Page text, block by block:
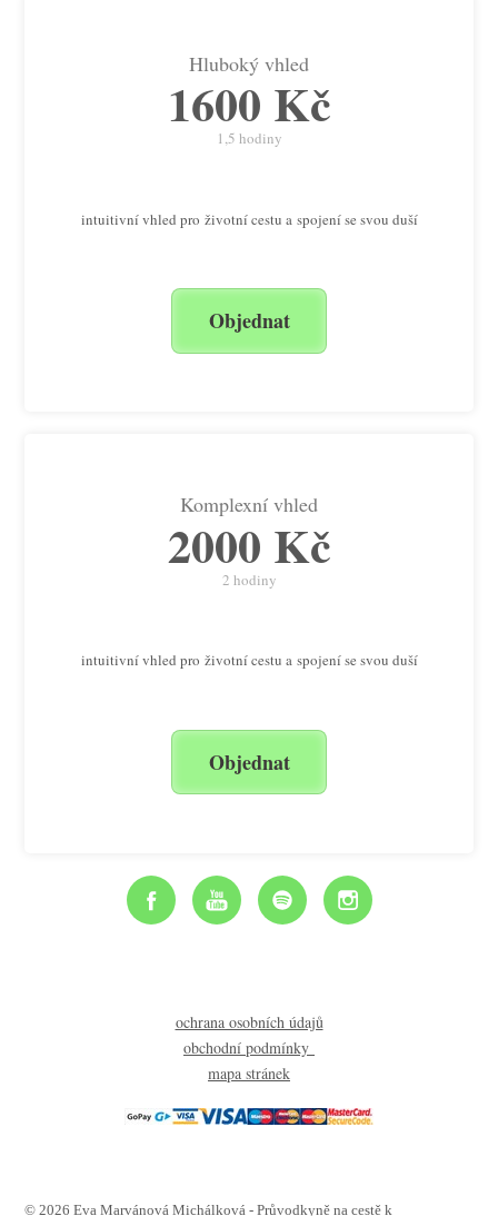
Hluboký vhled
1600 Kč
1,5 hodiny
intuitivní vhled pro životní cestu a spojení se svou duší
Objednat
Komplexní vhled
2000 Kč
2 hodiny
intuitivní vhled pro životní cestu a spojení se svou duší
Objednat
ochrana osobních údajů
obchodní podmínky
mapa stránek
© 2026 Eva Marvánová Michálková - Průvodkyně na cestě k